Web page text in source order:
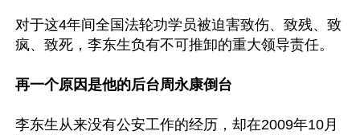
对于这4年间全国法轮功学员被迫害致伤、致残、致
疯、致死，李东生负有不可推卸的重大领导责任。
再一个原因是他的后台周永康倒台
李东生从来没有公安工作的经历，却在2009年10月